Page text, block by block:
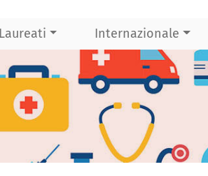
Laureati Internazionale